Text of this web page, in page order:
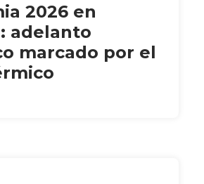
2026 en
adelanto
marcado por el